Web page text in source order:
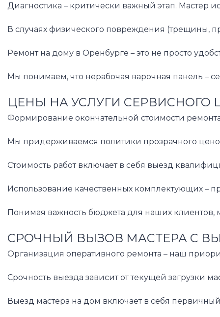
Диагностика – критически важный этап. Мастер
В случаях физического повреждения (трещины,
Ремонт на дому в Оренбурге – это не просто
Мы понимаем, что нерабочая варочная панель –
ЦЕНЫ НА УСЛУГИ СЕРВИСНОГО
Формирование окончательной стоимости
Мы придерживаемся политики прозрачного
Стоимость работ включает в себя выезд
Использование качественных комплектующих –
Понимая важность бюджета для наших клиентов,
СРОЧНЫЙ ВЫЗОВ МАСТЕРА С
Организация оперативного ремонта – наш
Срочность выезда зависит от текущей загрузки
Выезд мастера на дом включает в себя